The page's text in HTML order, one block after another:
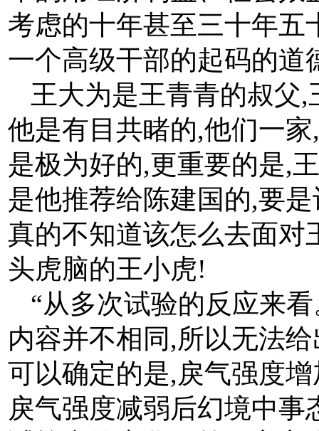
考虑的十年甚至三十年五
一个高级干部的起码的道
王大为是王青青的叔父
他是有目共睹的,他们一
是极为好的,更重要的是,
是他推荐给陈建国的,要
真的不知道该怎么去面对
头虎脑的王小虎!
“从多次试验的反应来
内容并不相同,所以无法
可以确定的是,戾气强度
戾气强度减弱后幻境中